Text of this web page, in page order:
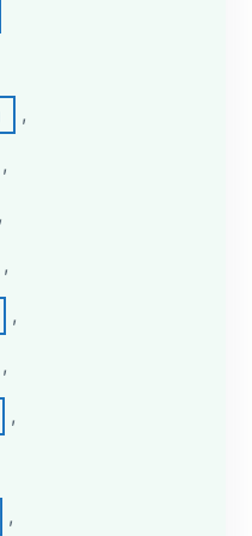
,
,
,
,
,
,
,
,